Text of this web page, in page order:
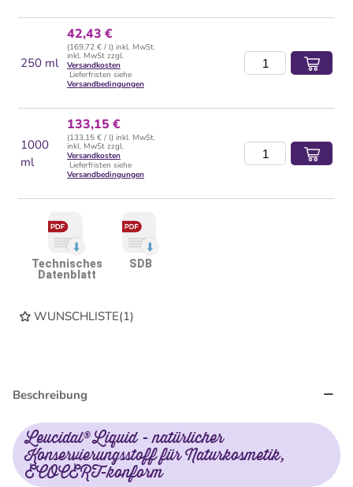
250 ml
42,43 €
(169,72 € / l) inkl. MwSt.
inkl. MwSt zzgl.
Versandkosten
Lieferfristen siehe
Versandbedingungen
1000
ml
133,15 €
(133,15 € / l) inkl. MwSt.
inkl. MwSt zzgl.
Versandkosten
Lieferfristen siehe
Versandbedingungen
Technisches
Datenblatt
SDB
WUNSCHLISTE(1)
Beschreibung
Leucidal® Liquid - natürlicher
Konservierungsstoff für Naturkosmetik,
ECOCERT-konform